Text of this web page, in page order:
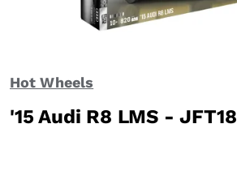
Hot Wheels
'15 Audi R8 LMS - JFT18